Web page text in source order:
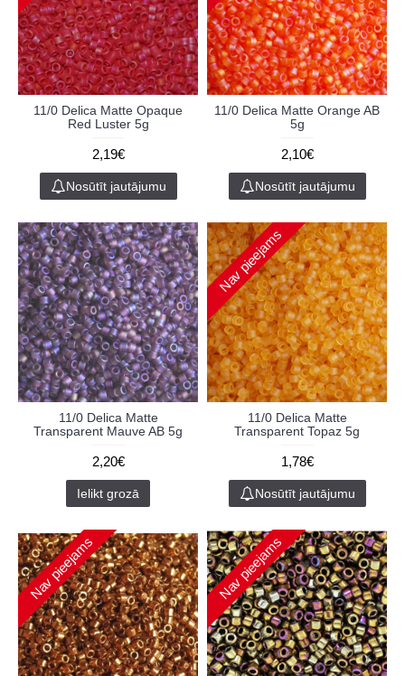
11/0 Delica Matte Opaque
Red Luster 5g
2,19€
Nosūtīt jautājumu
11/0 Delica Matte Orange AB
5g
2,10€
Nosūtīt jautājumu
11/0 Delica Matte
Transparent Mauve AB 5g
2,20€
Ielikt grozā
Nav pieejams
11/0 Delica Matte
Transparent Topaz 5g
1,78€
Nosūtīt jautājumu
Nav pieejams Nav pieejams